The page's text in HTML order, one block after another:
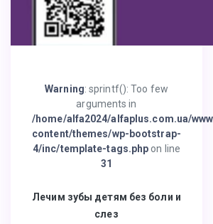
Warning: sprintf(): Too few
arguments in
/home/alfa2024/alfaplus.com.ua/
content/themes/wp-bootstrap-
4/inc/template-tags.php on line
31
Лечим зубы детям без боли и
слез